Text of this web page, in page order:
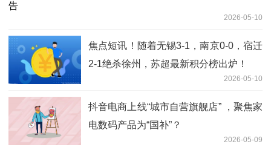
2026-05-10
焦点短讯！随着无锡3-1，南京0-0，宿迁
2-1绝杀徐州，苏超最新积分榜出炉！
2026-05-10
抖音电商上线“城市自营旗舰店” ，聚焦家
电数码产品为“国补”？
2026-05-09